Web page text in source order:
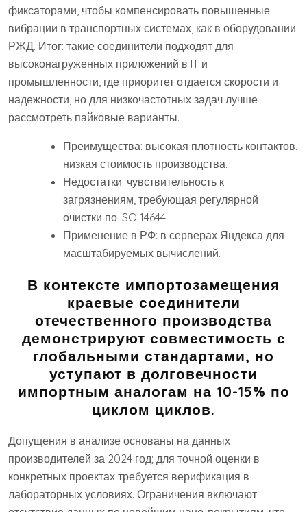
фиксаторами, чтобы компенсировать повышенные
вибрации в транспортных системах, как в оборудовании
РЖД. Итог: такие соединители подходят для
высоконагруженных приложений в IT и
промышленности, где приоритет отдается скорости и
надежности, но для низкочастотных задач лучше
рассмотреть пайковые варианты.
Преимущества: высокая плотность контактов,
низкая стоимость производства.
Недостатки: чувствительность к
загрязнениям, требующая регулярной
очистки по ISO 14644.
Применение в РФ: в серверах Яндекса для
масштабируемых вычислений.
В контексте импортозамещения
краевые соединители
отечественного производства
демонстрируют совместимость с
глобальными стандартами, но
уступают в долговечности
импортным аналогам на 10-15% по
циклом циклов.
Допущения в анализе основаны на данных
производителей за 2024 год; для точной оценки в
конкретных проектах требуется верификация в
лабораторных условиях. Ограничения включают